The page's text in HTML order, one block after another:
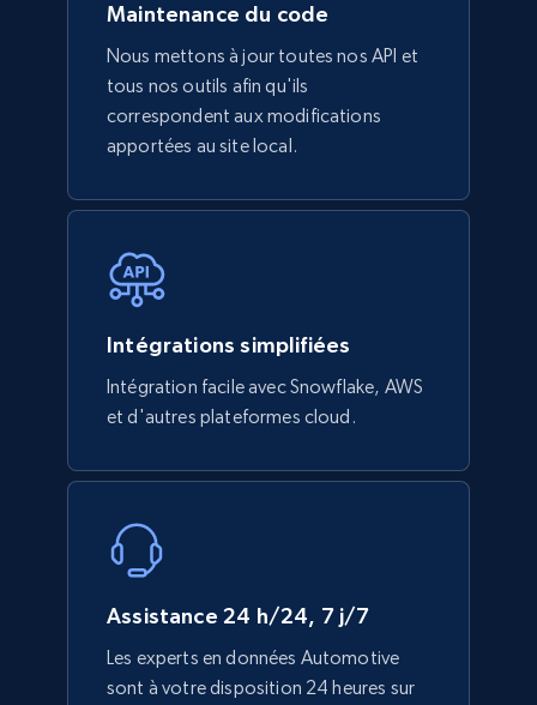
Maintenance du code
Nous mettons à jour toutes nos API et
tous nos outils afin qu'ils
correspondent aux modifications
apportées au site local.
Intégrations simplifiées
Intégration facile avec Snowflake, AWS
et d'autres plateformes cloud.
Assistance 24 h/24, 7 j/7
Les experts en données Automotive
sont à votre disposition 24 heures sur